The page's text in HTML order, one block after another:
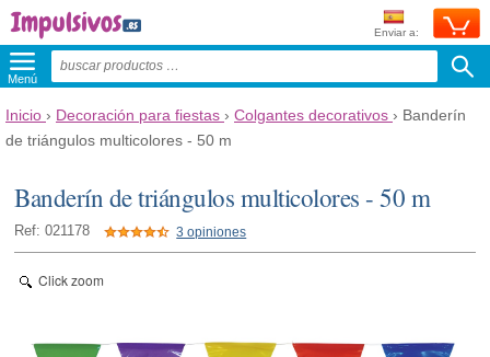
Enviar a:
Menú
Inicio › Decoración para fiestas › Colgantes decorativos › Banderín
de triángulos multicolores - 50 m
Banderín de triángulos multicolores - 50 m
Ref: 021178 3 opiniones
Click zoom